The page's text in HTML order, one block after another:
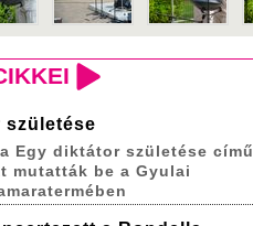
születése
Egy diktátor születése című
mutatták be a Gyulai